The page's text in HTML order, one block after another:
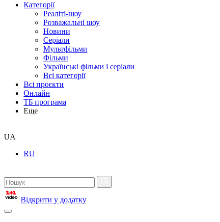
Категорії
Реаліті-шоу
Розважальні шоу
Новини
Серіали
Мультфільми
Фільми
Українські фільми і серіали
Всі категорії
Всі проєкти
Онлайн
ТБ програма
Еще
UA
RU
Відкрити у додатку